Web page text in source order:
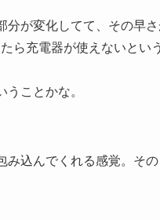
が変化してて、その早
ら充電器が使えないとい
ことかな。
込んでくれる感覚。そ